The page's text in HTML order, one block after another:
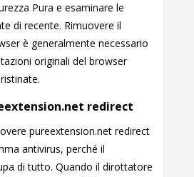
Pura e esaminare le
di recente. Rimuovere il
è generalmente necessario
originali del browser
redirect
pureextension.net redirect
antivirus, perché il
di tutto. Quando il dirottatore